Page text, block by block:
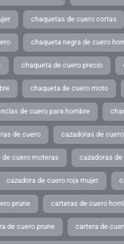
chaquetas de cuero cortas
chaqueta negra de cuero
chaqueta de cuero precio
chaqueta de cuero moto
de cuero para hombre
de cuero cazadoras de
de cuero moteras cazadoras de
cazadora de cuero roja mujer
prune carteras de cuero
de cuero prune cartera de